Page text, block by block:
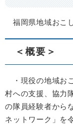
福岡県地域おこ
＜概要＞
・現役の地域お
村への支援、協力
の隊員経験者から
ネットワーク」を